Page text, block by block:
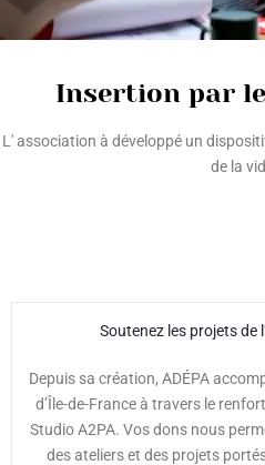
Insertion par
L' association à développé un
de la
Soutenez les projets de
Depuis sa création, ADÉPA
d’Île-de-France à travers le
Studio A2PA. Vos dons nous
des ateliers et des projets